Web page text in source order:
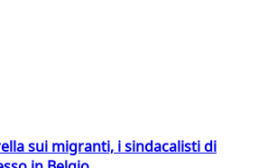
sui migranti, i sindacalisti di